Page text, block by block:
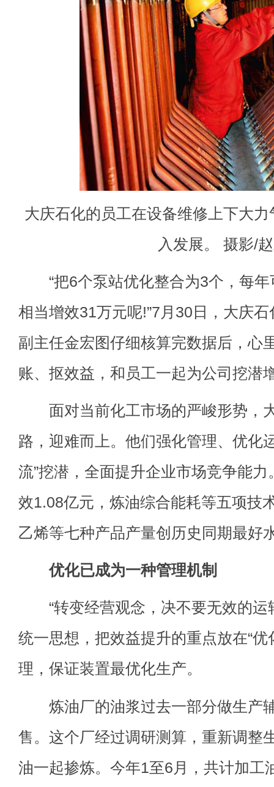
大庆石化的员工在设备维修上下大
入发展。 摄影/
“把6个泵站优化整合为3个，每年
相当增效31万元呢!”7月30日，大庆
副主任金宏图仔细核算完数据后，心
账、抠效益，和员工一起为公司挖潜
面对当前化工市场的严峻形势，
路，迎难而上。他们强化管理、优化
流”挖潜，全面提升企业市场竞争能
效1.08亿元，炼油综合能耗等五项技
乙烯等七种产品产量创历史同期最好
优化已成为一种管理机制
“转变经营观念，决不要无效的运
统一思想，把效益提升的重点放在“优
理，保证装置最优化生产。
炼油厂的油浆过去一部分做生产
售。这个厂经过调研测算，重新调整
油一起掺炼。今年1至6月，共计加工